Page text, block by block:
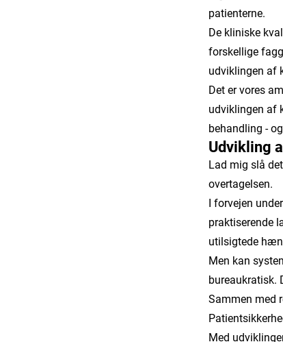
patienterne.
De kliniske
forskellige
udviklingen af
Det er vores
udviklingen af
behandling -
Udvikling
Lad mig slå
overtagelsen.
I forvejen
praktiserende
utilsigtede
Men kan
bureaukratisk.
Sammen med
Med